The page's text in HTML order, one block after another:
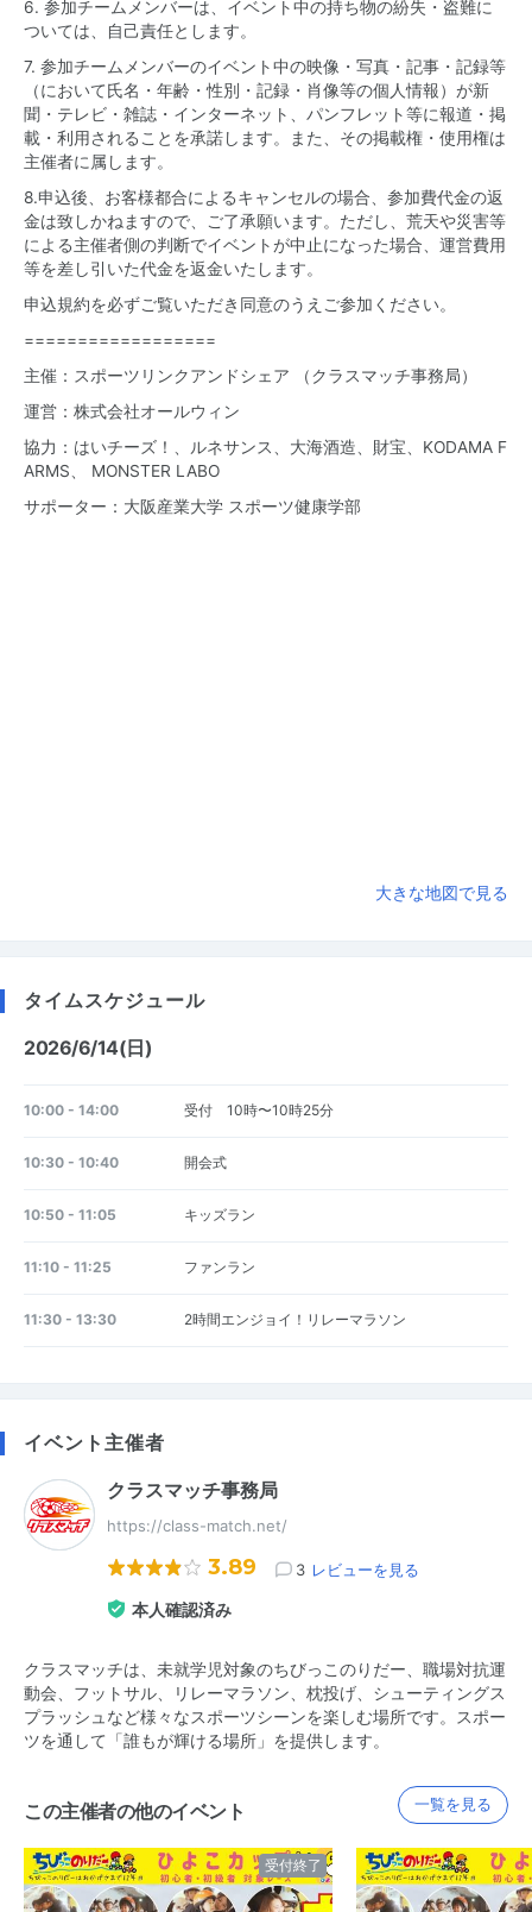
6. 参加チームメンバーは、イベント中の持ち物の紛失・盗難に
ついては、自己責任とします。
7. 参加チームメンバーのイベント中の映像・写真・記事・記録等
（において氏名・年齢・性別・記録・肖像等の個人情報）が新
聞・テレビ・雑誌・インターネット、パンフレット等に報道・掲
載・利用されることを承諾します。また、その掲載権・使用権は
主催者に属します。
8.申込後、お客様都合によるキャンセルの場合、参加費代金の返
金は致しかねますので、ご了承願います。ただし、荒天や災害等
による主催者側の判断でイベントが中止になった場合、運営費用
等を差し引いた代金を返金いたします。
申込規約を必ずご覧いただき同意のうえご参加ください。
==================
主催： スポーツリンクアンドシェア （クラスマッチ事務局）
運営： 株式会社オールウィン
協力： はいチーズ！ ルネサンス 大海酒造 財宝
KODAMA F
ARMS
MONSTER LABO
サポーター： 大阪産業大学 スポーツ健康学部
大きな地図で見る
タイムスケジュール
2026/6/14(日)
10:00 - 14:00 受付 10時〜10時25分
10:30 - 10:40 開会式
10:50 - 11:05 キッズラン
11:10 - 11:25 ファンラン
11:30 - 13:30 2時間エンジョイ！リレーマラソン
イベント主催者
クラスマッチ事務局
https://class-match.net/
3.89 3 レビューを見る
本人確認済み
クラスマッチは、未就学児対象のちびっこのりだー、職場対抗運
動会、フットサル、リレーマラソン、枕投げ、シューティングス
プラッシュなど様々なスポーツシーンを楽しむ場所です。スポー
ツを通して「誰もが輝ける場所」を提供します。
この主催者の他のイベント 一覧を見る
受付終了